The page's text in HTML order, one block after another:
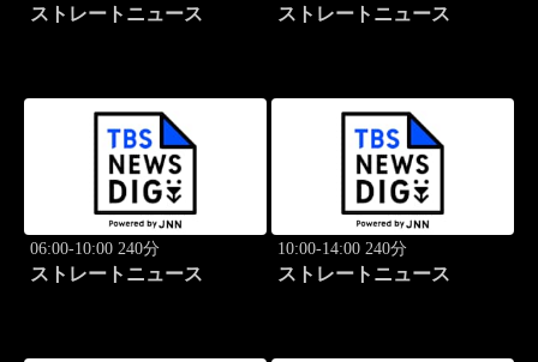
ストレートニュース ストレートニュース
06:00-10:00 240分
ストレートニュース
10:00-14:00 240分
ストレートニュース